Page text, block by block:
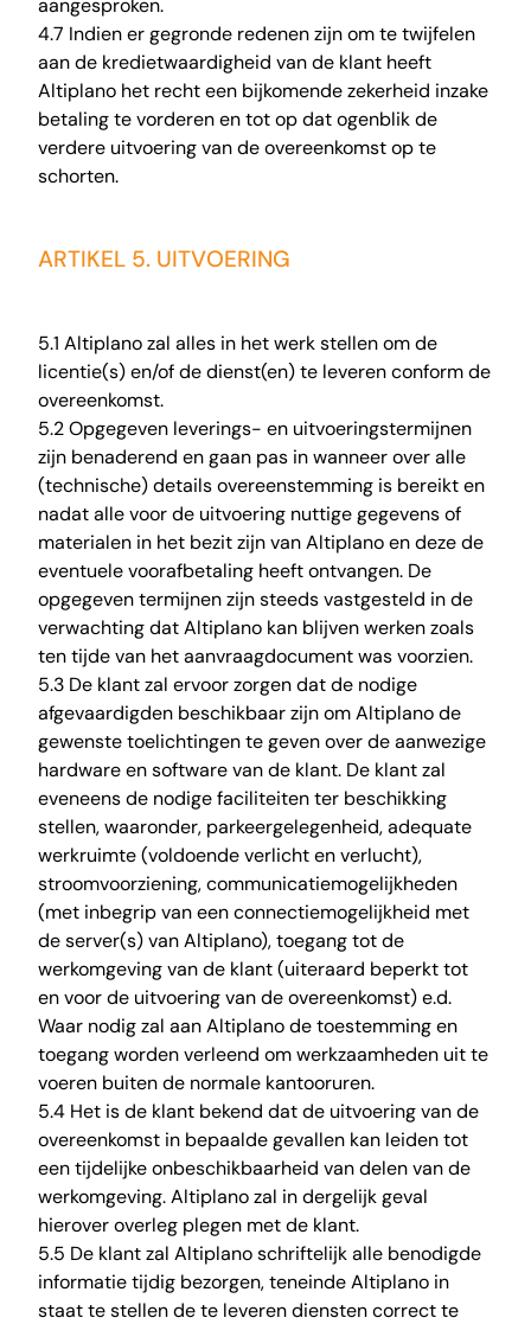
4.7 Indien er gegronde redenen zijn om te twijfelen
aan de kredietwaardigheid van de klant heeft
Altiplano het recht een bijkomende zekerheid inzake
betaling te vorderen en tot op dat ogenblik de
verdere uitvoering van de overeenkomst op te
schorten.
ARTIKEL 5. UITVOERING
5.1 Altiplano zal alles in het werk stellen om de
licentie(s) en/of de dienst(en) te leveren conform de
overeenkomst.
5.2 Opgegeven leverings- en uitvoeringstermijnen
zijn benaderend en gaan pas in wanneer over alle
(technische) details overeenstemming is bereikt en
nadat alle voor de uitvoering nuttige gegevens of
materialen in het bezit zijn van Altiplano en deze de
eventuele voorafbetaling heeft ontvangen. De
opgegeven termijnen zijn steeds vastgesteld in de
verwachting dat Altiplano kan blijven werken zoals
ten tijde van het aanvraagdocument was voorzien.
5.3 De klant zal ervoor zorgen dat de nodige
afgevaardigden beschikbaar zijn om Altiplano de
gewenste toelichtingen te geven over de aanwezige
hardware en software van de klant. De klant zal
eveneens de nodige faciliteiten ter beschikking
stellen, waaronder, parkeergelegenheid, adequate
werkruimte (voldoende verlicht en verlucht),
stroomvoorziening, communicatiemogelijkheden
(met inbegrip van een connectiemogelijkheid met
de server(s) van Altiplano), toegang tot de
werkomgeving van de klant (uiteraard beperkt tot
en voor de uitvoering van de overeenkomst) e.d.
Waar nodig zal aan Altiplano de toestemming en
toegang worden verleend om werkzaamheden uit te
voeren buiten de normale kantooruren.
5.4 Het is de klant bekend dat de uitvoering van de
overeenkomst in bepaalde gevallen kan leiden tot
een tijdelijke onbeschikbaarheid van delen van de
werkomgeving. Altiplano zal in dergelijk geval
hierover overleg plegen met de klant.
5.5 De klant zal Altiplano schriftelijk alle benodigde
informatie tijdig bezorgen, teneinde Altiplano in
staat te stellen de te leveren diensten correct te